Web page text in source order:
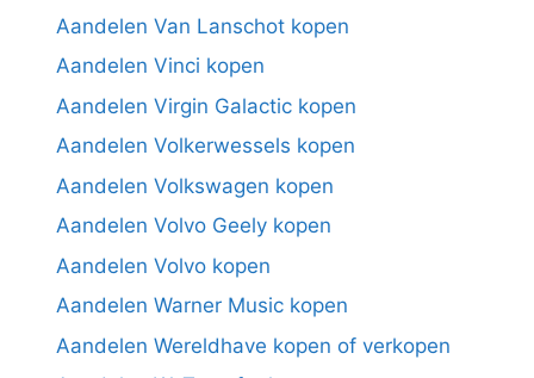
Aandelen Van Lanschot kopen
Aandelen Vinci kopen
Aandelen Virgin Galactic kopen
Aandelen Volkerwessels kopen
Aandelen Volkswagen kopen
Aandelen Volvo Geely kopen
Aandelen Volvo kopen
Aandelen Warner Music kopen
Aandelen Wereldhave kopen of verkopen